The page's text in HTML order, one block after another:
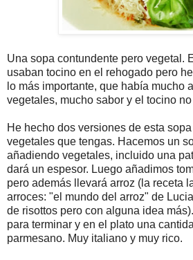
Una sopa contundente pero vegetal.
usaban tocino en el rehogado pero
lo más importante, que había mucho
vegetales, mucho sabor y el tocino
He hecho dos versiones de esta
vegetales que tengas. Hacemos un
añadiendo vegetales, incluido una
dará un espesor. Luego añadimos
pero además llevará arroz (la receta
arroces: "el mundo del arroz" de
de risottos pero con alguna idea
para terminar y en el plato una
parmesano. Muy italiano y muy rico.